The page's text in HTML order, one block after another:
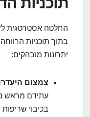
החלטה אסטרטגית
בתוך תוכניות
יתרונות מובהקים:
צמצום
עתידם מראש
בכיבוי שריפות